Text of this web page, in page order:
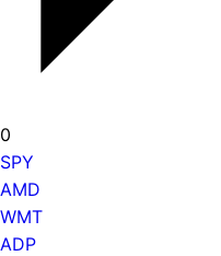
0
SPY
AMD
WMT
ADP